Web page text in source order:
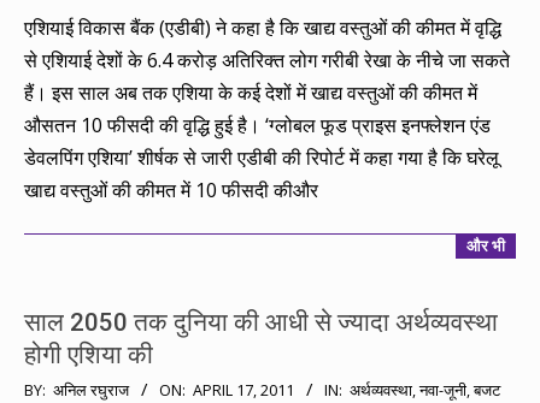
04-
26
एशियाई विकास बैंक (एडीबी) ने कहा है कि खाद्य वस्तुओं की कीमत में वृद्धि
से एशियाई देशों के 6.4 करोड़ अतिरिक्त लोग गरीबी रेखा के नीचे जा सकते
हैं। इस साल अब तक एशिया के कई देशों में खाद्य वस्तुओं की कीमत में
औसतन 10 फीसदी की वृद्धि हुई है। ‘ग्लोबल फूड प्राइस इनफ्लेशन एंड
डेवलपिंग एशिया’ शीर्षक से जारी एडीबी की रिपोर्ट में कहा गया है कि घरेलू
खाद्य वस्तुओं की कीमत में 10 फीसदी कीऔर
और भी
साल 2050 तक दुनिया की आधी से ज्यादा अर्थव्यवस्था
होगी एशिया की
2011-
BY: अनिल रघुराज ON: APRIL 17, 2011 IN: अर्थव्यवस्था,नवा-जूनी,बजट